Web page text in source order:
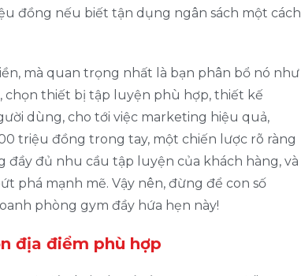
đồng nếu biết tận dụng ngân sách một cách
mà quan trọng nhất là bạn phân bổ nó như
chọn thiết bị tập luyện phù hợp, thiết kế
dùng, cho tới việc marketing hiệu quả,
triệu đồng trong tay, một chiến lược rõ ràng
đầy đủ nhu cầu tập luyện của khách hàng, và
phá mạnh mẽ. Vậy nên, đừng để con số
phòng gym đầy hứa hẹn này!
địa điểm phù hợp